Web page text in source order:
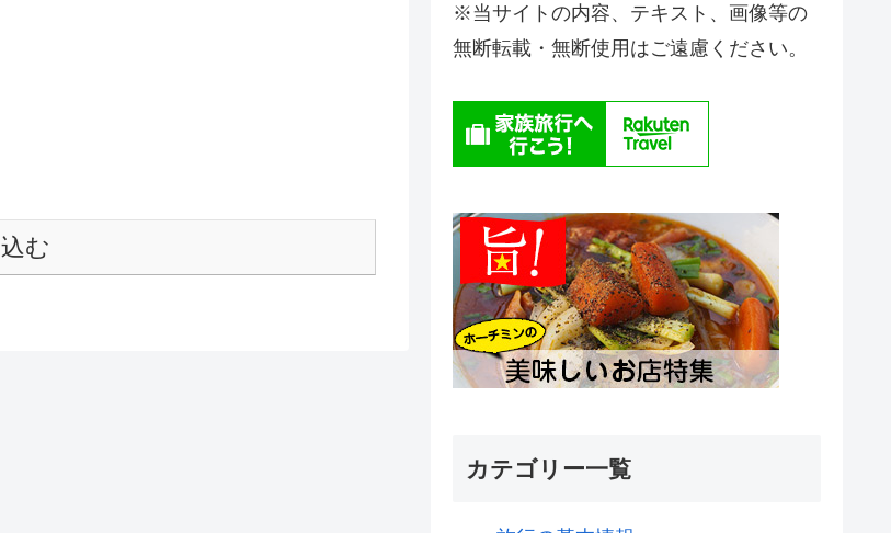
む
※当サイトの内容、テキスト、画像等の
無断転載・無断使用はご遠慮ください。
カテゴリー一覧